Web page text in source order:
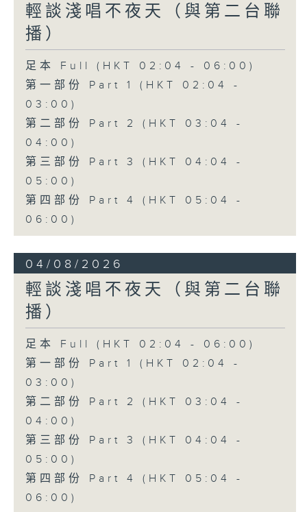
輕談淺唱不夜天（與第二台聯
播）
足本 Full (HKT 02:04 - 06:00)
第一部份 Part 1 (HKT 02:04 -
03:00)
第二部份 Part 2 (HKT 03:04 -
04:00)
第三部份 Part 3 (HKT 04:04 -
05:00)
第四部份 Part 4 (HKT 05:04 -
06:00)
04/08/2026
輕談淺唱不夜天（與第二台聯
播）
足本 Full (HKT 02:04 - 06:00)
第一部份 Part 1 (HKT 02:04 -
03:00)
第二部份 Part 2 (HKT 03:04 -
04:00)
第三部份 Part 3 (HKT 04:04 -
05:00)
第四部份 Part 4 (HKT 05:04 -
06:00)